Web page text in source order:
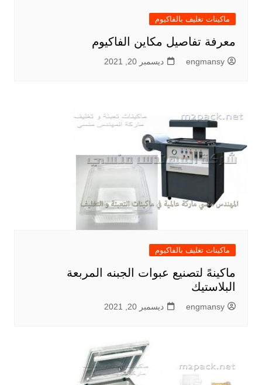
ماكينات تغليف بالفاكيوم
معرفة تفاصيل مكاين الفاكيوم
engmansy ديسمبر 20, 2021
ماكينات تغليف بالفاكيوم
ماكينهً لتصنيع عبوات الجبنه المربعة
البلاستيك
engmansy ديسمبر 20, 2021